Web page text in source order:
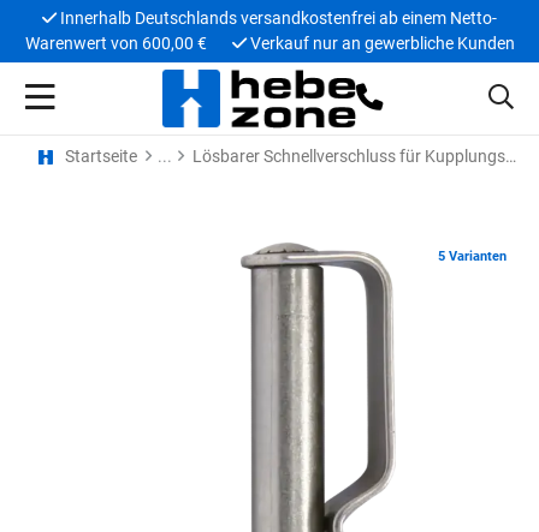
Innerhalb Deutschlands versandkostenfrei ab einem Netto-
Warenwert von 600,00 €
Verkauf nur an gewerbliche Kunden
Startseite Lösbarer Schnellverschluss für Kupplungsglied
5 Varianten